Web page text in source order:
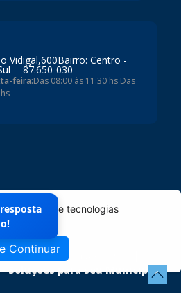
cookies e tecnologias
Continuar
Vidigal,600Bairro: Centro -
- 87.650-030
feira:Das 08:00 às 11:30 hs Das
os direitos reservados ©
Soluções para seu Municipio